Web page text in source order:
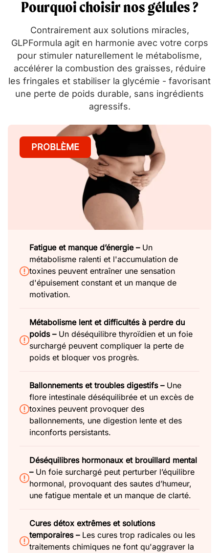
Pourquoi choisir nos gélules ?
Contrairement aux solutions miracles,
GLPFormula agit en harmonie avec votre corps
pour stimuler naturellement le métabolisme,
accélérer la combustion des graisses, réduire
les fringales et stabiliser la glycémie - favorisant
une perte de poids durable, sans ingrédients
agressifs.
PROBLÈME
Fatigue et manque d’énergie –Un
métabolisme ralenti et l'accumulation de
toxines peuvent entraîner une sensation
d'épuisement constant et un manque de
motivation.
Métabolisme lent et difficultés à perdre du
poids –Un déséquilibre thyroïdien et un foie
surchargé peuvent compliquer la perte de
poids et bloquer vos progrès.
Ballonnements et troubles digestifs –Une
flore intestinale déséquilibrée et un excès de
toxines peuvent provoquer des
ballonnements, une digestion lente et des
inconforts persistants.
Déséquilibres hormonaux et brouillard mental
–Un foie surchargé peut perturber l’équilibre
hormonal, provoquant des sautes d’humeur,
une fatigue mentale et un manque de clarté.
Cures détox extrêmes et solutions
temporaires –Les cures trop radicales ou les
traitements chimiques ne font qu'aggraver la